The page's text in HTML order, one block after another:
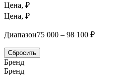
Цена, ₽
Цена, ₽
Диапазон75 000 – 98 100 ₽
Сбросить
Бренд
Бренд